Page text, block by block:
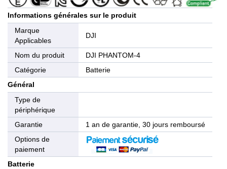
Informations générales sur le produit
Marque
Applicables
DJI
Nom du produit
DJI PHANTOM-4
Catégorie
Batterie
Général
Type de
périphérique
Garantie
1 an de garantie, 30 jours remboursé
Options de
paiement
Batterie